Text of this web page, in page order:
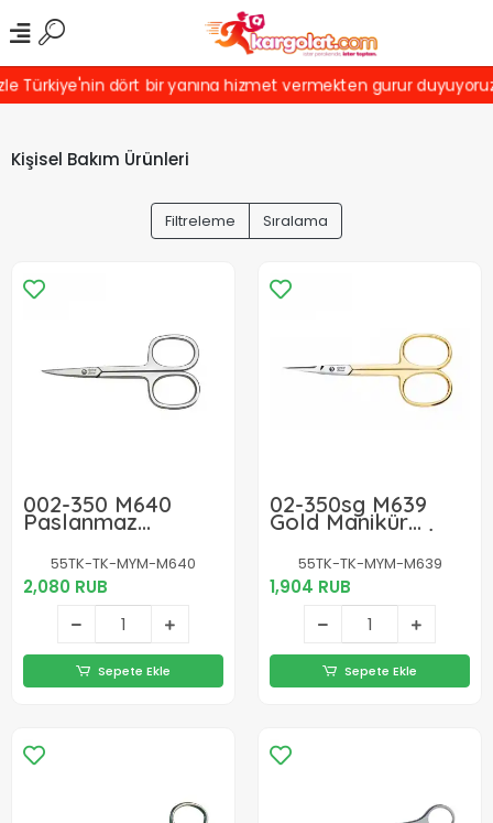
dört bir yanına hizmet vermekten gurur duyuyoruz!
Kişisel Bakım Ürünleri
Filtreleme Sıralama
002-350 M640
Paslanmaz
Manikür Makası
No: 3,5 İnç /
8,89cm - İnox
Paslanmaz Çelik
55TK-TK-MYM-M640
2,080 RUB
Sepete Ekle
02-350sg M639
Gold Manikür
Makası No: 3,5 İnç
/ 8,89 Cm - Nikel
Kaplama
55TK-TK-MYM-M639
1,904 RUB
Sepete Ekle